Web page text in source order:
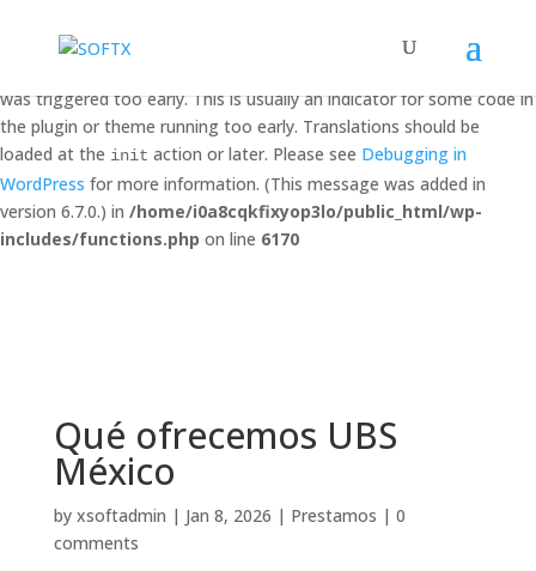
: Function _load_textdomain_just_in_time was called
domain
was triggered too early. This is usually an indicator for some code in
the plugin or theme running too early. Translations should be
loaded at the init action or later. Please see Debugging in
WordPress for more information. (This message was added in
version 6.7.0.) in /home/i0a8cqkfixyop3lo/public_html/wp-
includes/functions.php on line 6170
Qué ofrecemos UBS
México
by xsoftadmin | Jan 8, 2026 | Prestamos | 0
comments